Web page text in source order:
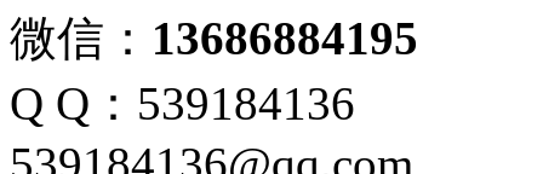
微信： 13686884195
Q Q：539184136
539184136@qq.com